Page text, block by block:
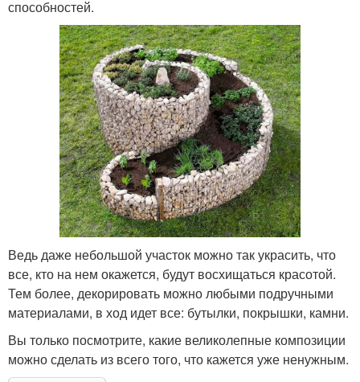
способностей.
Ведь даже небольшой участок можно так украсить, что
все, кто на нем окажется, будут восхищаться красотой.
Тем более, декорировать можно любыми подручными
материалами, в ход идет все: бутылки, покрышки, камни.
Вы только посмотрите, какие великолепные композиции
можно сделать из всего того, что кажется уже ненужным.